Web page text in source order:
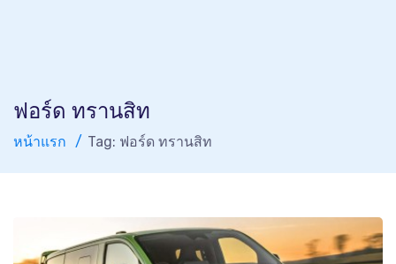
ฟอร์ด ทรานสิท
หน้าแรก Tag: ฟอร์ด ทรานสิท